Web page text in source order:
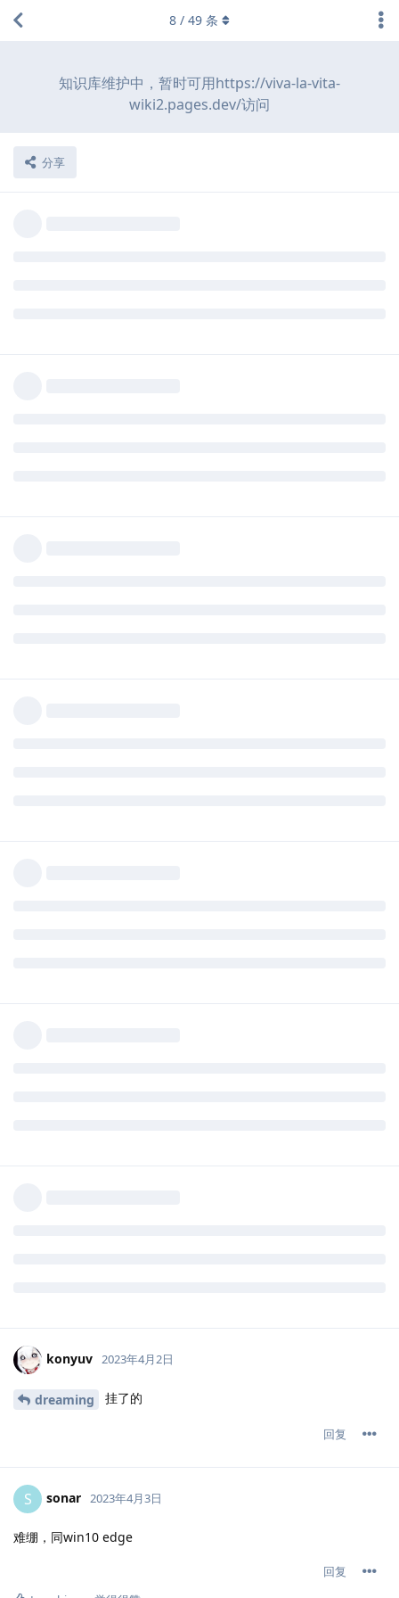
知识库维护中，暂时可用https://viva-la-vita-
wiki2.pages.dev/访问
分享
8 / 49 条
konyuv 2023年4月2日
dreaming 挂了的
回复
S sonar 2023年4月3日
难绷，同win10 edge
回复